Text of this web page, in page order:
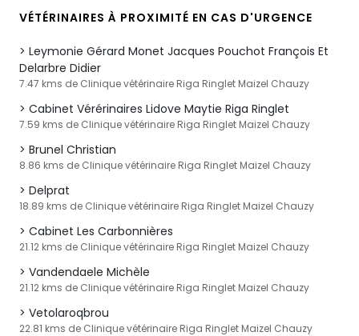
VÉTÉRINAIRES À PROXIMITÉ EN CAS D'URGENCE
Leymonie Gérard Monet Jacques Pouchot François Et
Delarbre Didier
7.47 kms de Clinique vétérinaire Riga Ringlet Maizel Chauzy
Cabinet Vérérinaires Lidove Maytie Riga Ringlet
7.59 kms de Clinique vétérinaire Riga Ringlet Maizel Chauzy
Brunel Christian
8.86 kms de Clinique vétérinaire Riga Ringlet Maizel Chauzy
Delprat
18.89 kms de Clinique vétérinaire Riga Ringlet Maizel Chauzy
Cabinet Les Carbonnières
21.12 kms de Clinique vétérinaire Riga Ringlet Maizel Chauzy
Vandendaele Michèle
21.12 kms de Clinique vétérinaire Riga Ringlet Maizel Chauzy
Vetolaroqbrou
22.81 kms de Clinique vétérinaire Riga Ringlet Maizel Chauzy